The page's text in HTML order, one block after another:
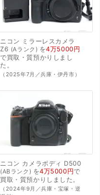
ニコン ミラーレスカメラ
Z6
Aランク を4万5000円
で買取・質預かり しまし
た。
（2025年7月／兵庫・伊丹市）
ニコン カメラボディ D500
ABランク を4万5000円で
買取・質預かり しました。
（2024年9月／兵庫・宝塚・逆